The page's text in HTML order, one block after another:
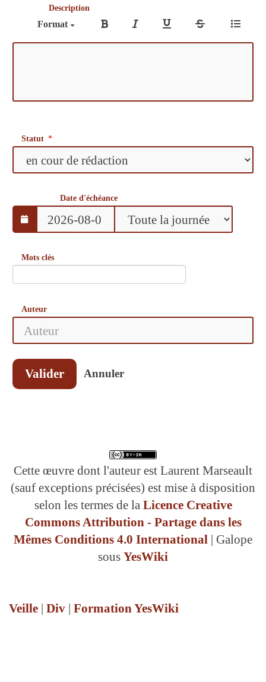
Description
Format
Statut
Date d'échéance
Mots clés
Auteur
Valider Annuler
Cette œuvre dont l'auteur est Laurent Marseault
(sauf exceptions précisées) est mise à disposition
selon les termes de la Licence Creative
Commons Attribution - Partage dans les
Mêmes Conditions 4.0 International | Galope
sous YesWiki
Veille | Div | Formation YesWiki